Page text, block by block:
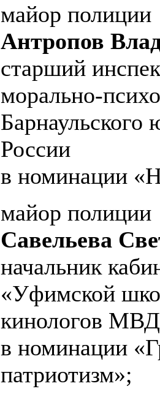
майор полиции
Антропов
старший
морально-
России
в номинации
майор полиции
Савельева
начальник
«Уфимской
кинологов
в номинации
патриотизм»;